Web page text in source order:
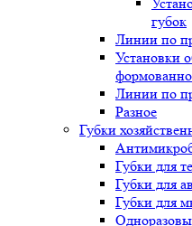
губок
Линии по
Установки
Линии по
Разное
Губки
Губки для
Губки для
Губки для